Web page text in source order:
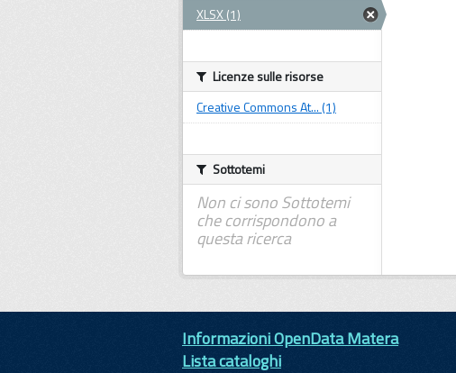
XLSX (1)
Licenze sulle risorse
Creative Commons At... (1)
Sottotemi
Non ci sono Sottotemi
che corrispondono a
questa ricerca
Informazioni OpenData Matera
Lista cataloghi